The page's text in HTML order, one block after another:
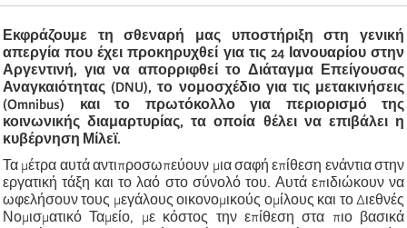
Εκφράζουμε τη σθεναρή μας υποστήριξη στη γενική
απεργία που έχει προκηρυχθεί για τις 24 Ιανουαρίου στην
Αργεντινή, για να απορριφθεί το Διάταγμα Επείγουσας
Αναγκαιότητας (DNU), το νομοσχέδιο για τις μετακινήσεις
(Omnibus) και το πρωτόκολλο για περιορισμό της
κοινωνικής διαμαρτυρίας, τα οποία θέλει να επιβάλει η
κυβέρνηση Μίλεϊ.
Τα μέτρα αυτά αντιπροσωπεύουν μια σαφή επίθεση ενάντια στην
εργατική τάξη και το λαό στο σύνολό του. Αυτά επιδιώκουν να
ωφελήσουν τους μεγάλους οικονομικούς ομίλους και το Διεθνές
Νομισματικό Ταμείο, με κόστος την επίθεση στα πιο βασικά